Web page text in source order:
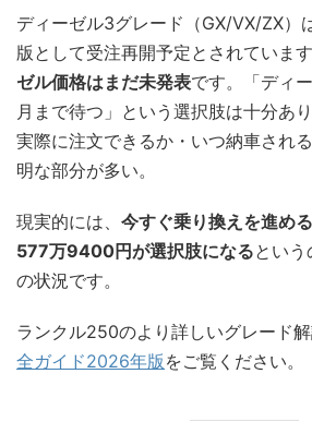
ディーゼル3グレード（GX/VX/ZX）
版として受注再開予定とされています
ゼル価格はまだ未発表です。「ディ
月まで待つ」という選択肢は十分あ
実際に注文できるか・いつ納車され
明な部分が多い。
現実的には、 今すぐ乗り換えを進め
577万9400円が選択肢になるとい
の状況です。
ランクル250のより詳しいグレード
全ガイド2026年版 をご覧ください。